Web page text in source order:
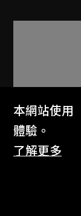
鍾華楠
本網站使用
體驗。
了解更多